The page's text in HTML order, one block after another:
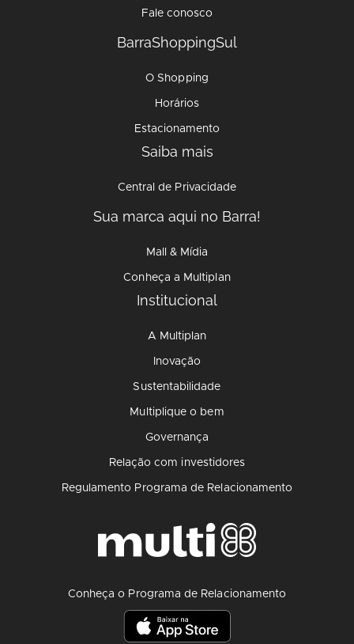
Fale conosco
BarraShoppingSul
O Shopping
Horários
Estacionamento
Saiba mais
Central de Privacidade
Sua marca aqui no Barra!
Mall & Mídia
Conheça a Multiplan
Institucional
A Multiplan
Inovação
Sustentabilidade
Multiplique o bem
Governança
Relação com investidores
Regulamento Programa de Relacionamento
Conheça o Programa de Relacionamento